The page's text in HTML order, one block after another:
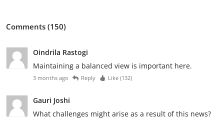
Comments (150)
Oindrila Rastogi
Maintaining a balanced view is important here.
3 months ago Reply Like (132)
Gauri Joshi
What challenges might arise as a result of this news?